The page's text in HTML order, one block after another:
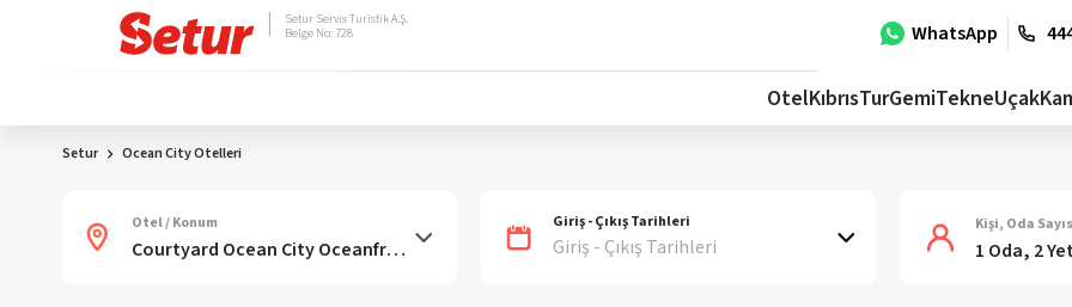
WhatsApp
Setur Servis Turistik A.Ş.
Belge No: 728
OtelKıbrısTurGemiTekneUçak
Setur Ocean City Otelleri
Otel / Konum Giriş - Çıkış Tarihleri
Giriş - Çıkış Tarihleri
Kişi, Oda
1 Oda, 2